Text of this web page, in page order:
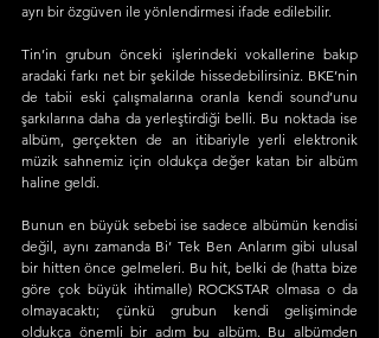
ayrı bir özgüven ile yönlendirmesi ifade edilebilir.
Tin’in grubun önceki işlerindeki vokallerine bakıp
aradaki farkı net bir şekilde hissedebilirsiniz. BKE’nin
de tabii eski çalışmalarına oranla kendi sound’unu
şarkılarına daha da yerleştirdiği belli. Bu noktada ise
albüm, gerçekten de an itibariyle yerli elektronik
müzik sahnemiz için oldukça değer katan bir albüm
haline geldi.
Bunun en büyük sebebi ise sadece albümün kendisi
değil, aynı zamanda Bi’ Tek Ben Anlarım gibi ulusal
bir hitten önce gelmeleri. Bu hit, belki de (hatta bize
göre çok büyük ihtimalle) ROCKSTAR olmasa o da
olmayacaktı; çünkü grubun kendi gelişiminde
oldukça önemli bir adım bu albüm. Bu albümden